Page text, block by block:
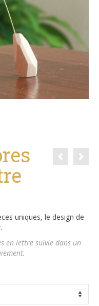
uniques, le design de
en lettre suivie dans un